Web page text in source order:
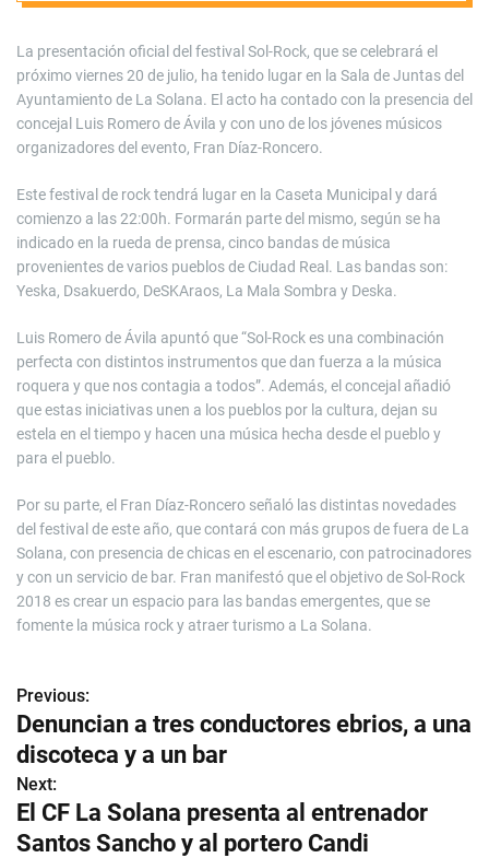
La presentación oficial del festival Sol-Rock, que se celebrará el
próximo viernes 20 de julio, ha tenido lugar en la Sala de Juntas del
Ayuntamiento de La Solana. El acto ha contado con la presencia del
concejal Luis Romero de Ávila y con uno de los jóvenes músicos
organizadores del evento, Fran Díaz-Roncero.
Este festival de rock tendrá lugar en la Caseta Municipal y dará
comienzo a las 22:00h. Formarán parte del mismo, según se ha
indicado en la rueda de prensa, cinco bandas de música
provenientes de varios pueblos de Ciudad Real. Las bandas son:
Yeska, Dsakuerdo, DeSKAraos, La Mala Sombra y Deska.
Luis Romero de Ávila apuntó que “Sol-Rock es una combinación
perfecta con distintos instrumentos que dan fuerza a la música
roquera y que nos contagia a todos”. Además, el concejal añadió
que estas iniciativas unen a los pueblos por la cultura, dejan su
estela en el tiempo y hacen una música hecha desde el pueblo y
para el pueblo.
Por su parte, el Fran Díaz-Roncero señaló las distintas novedades
del festival de este año, que contará con más grupos de fuera de La
Solana, con presencia de chicas en el escenario, con patrocinadores
y con un servicio de bar. Fran manifestó que el objetivo de Sol-Rock
2018 es crear un espacio para las bandas emergentes, que se
fomente la música rock y atraer turismo a La Solana.
N
a
v
e
Previous:
Denuncian a tres conductores ebrios, a una
discoteca y a un bar
Next:
El CF La Solana presenta al entrenador
Santos Sancho y al portero Candi